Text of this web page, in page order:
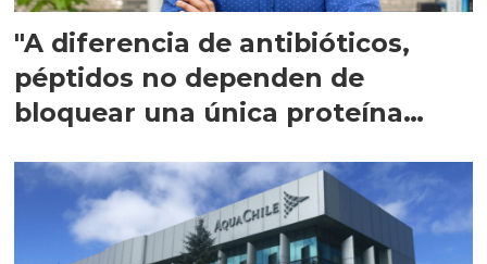
"A diferencia de antibióticos,
péptidos no dependen de
bloquear una única proteína